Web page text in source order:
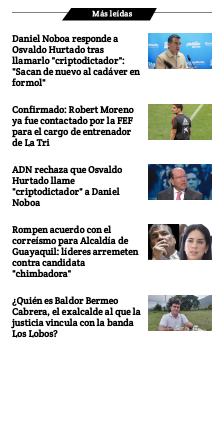
Más leídas
Daniel Noboa responde a
Osvaldo Hurtado tras
llamarlo "criptodictador":
"Sacan de nuevo al cadáver en
formol"
Confirmado: Robert Moreno
ya fue contactado por la FEF
para el cargo de entrenador
de La Tri
ADN rechaza que Osvaldo
Hurtado llame
"criptodictador" a Daniel
Noboa
Rompen acuerdo con el
correísmo para Alcaldía de
Guayaquil: líderes arremeten
contra candidata
"chimbadora"
¿Quién es Baldor Bermeo
Cabrera, el exalcalde al que la
justicia vincula con la banda
Los Lobos?